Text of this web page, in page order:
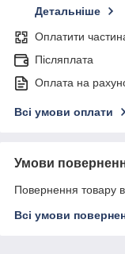
Детальніше
Оплатити
Післяплата
Оплата на
Всі умови оплати
Умови
Повернення товару
Всі умови